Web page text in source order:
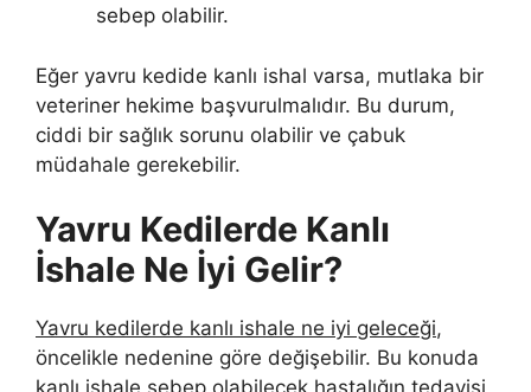
sebep olabilir.
Eğer yavru kedide kanlı ishal varsa, mutlaka bir
veteriner hekime başvurulmalıdır. Bu durum,
ciddi bir sağlık sorunu olabilir ve çabuk
müdahale gerekebilir.
Yavru Kedilerde Kanlı
İshale Ne İyi Gelir?
Yavru kedilerde kanlı ishale ne iyi geleceği,
öncelikle nedenine göre değişebilir. Bu konuda